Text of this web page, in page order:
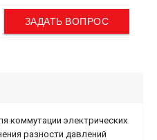
ЗАДАТЬ ВОПРОС
коммутации электрических
разности давлений